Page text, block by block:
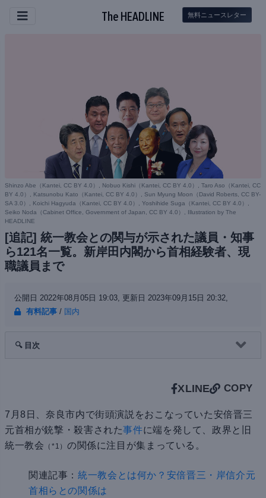
The HEADLINE 無料ニュースレター
Shinzo Abe（ Kantei, CC BY 4.0 ）, Nobuo Kishi（ Kantei, CC BY 4.0 ）, Taro Aso（ Kantei, CC
BY 4.0 ）, Katsunobu Kato（ Kantei, CC BY 4.0 ）, Sun Myung Moon（ David Roberts, CC BY-
SA 3.0 ）, Koichi Hagyuda（ Kantei, CC BY 4.0 ）, Yoshihide Suga（ Kantei, CC BY 4.0 ）,
Seiko Noda（Cabinet Office, Government of Japan, CC BY 4.0 ）, Illustration by The
HEADLINE
[追記] 統一教会との関与が示された議員・知事
ら121名一覧。新岸田内閣から首相経験者、現
職議員まで
公開日 2022年08月05日 19:03, 更新日 2023年09月15日 20:32,
有料記事 / 国内
🔍 目次
XLINE COPY
7月8日、奈良市内で街頭演説をおこなっていた安倍晋三
元首相が銃撃・殺害された事件に端を発して、政界と旧
統一教会
（*1） の関係に注目が集まっている。
関連記事：統一教会とは何か？安倍晋三・岸信介元
首相らとの関係は